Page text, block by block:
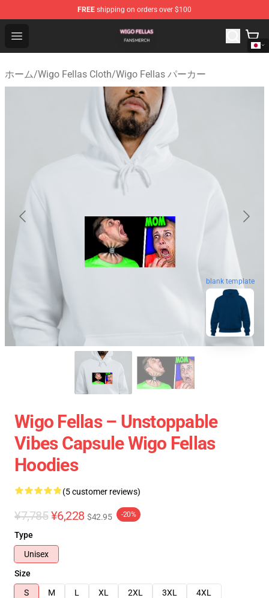
FREE shipping on orders over $100
Open menu
Wigo Fellas Shop - Official Wigo Fellas Merchandise
ホーム/Wigo Fellas Cloth/Wigo Fellas パーカー
blank template
Wigo Fellas – Unstoppable
Vibes Capsule Wigo Fellas
Hoodies
(5 customer reviews)
¥7,785 ¥6,228 $42.95 -20%
Type
Unisex
Size
S
M L XL 2XL 3XL
4XL